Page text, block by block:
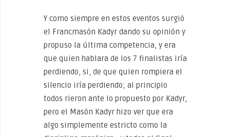
Y como siempre en estos eventos surgió
el Francmasón Kadyr dando su opinión y
propuso la última competencia, y era
que quien hablara de los 7 finalistas iría
perdiendo, si, de que quien rompiera el
silencio iría perdiendo; al principio
todos rieron ante lo propuesto por Kadyr,
pero el Masón Kadyr hizo ver que era
algo simplemente estricto como la